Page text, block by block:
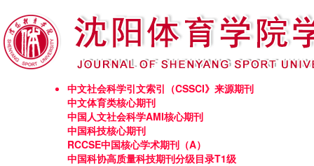
中文社会科学引文索引（CSSCI》来源期刊
中文体育类核心期刊
中国人文社会科学AMI核心期刊
中国科技核心期刊
RCCSE中国核心学术期刊（A）
中国科协高质量科技期刊分级目录T1级